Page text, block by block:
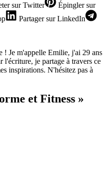
sur Twitter Épinglersur
Partagersur LinkedIn
! Je m'appelle Emilie, j'ai 29 ans
l'écriture, je partage à travers ce
inspirations. N'hésitez pas à
et Fitness »